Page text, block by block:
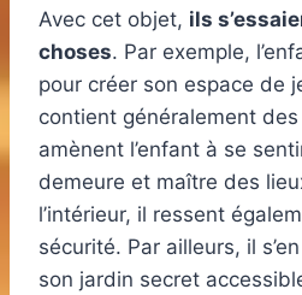
Avec cet objet, ils
choses. Par exemple,
pour créer son espace de
contient généralement
amènent l’enfant à se
demeure et maître des
l’intérieur, il ressent
sécurité. Par ailleurs, il
son jardin secret